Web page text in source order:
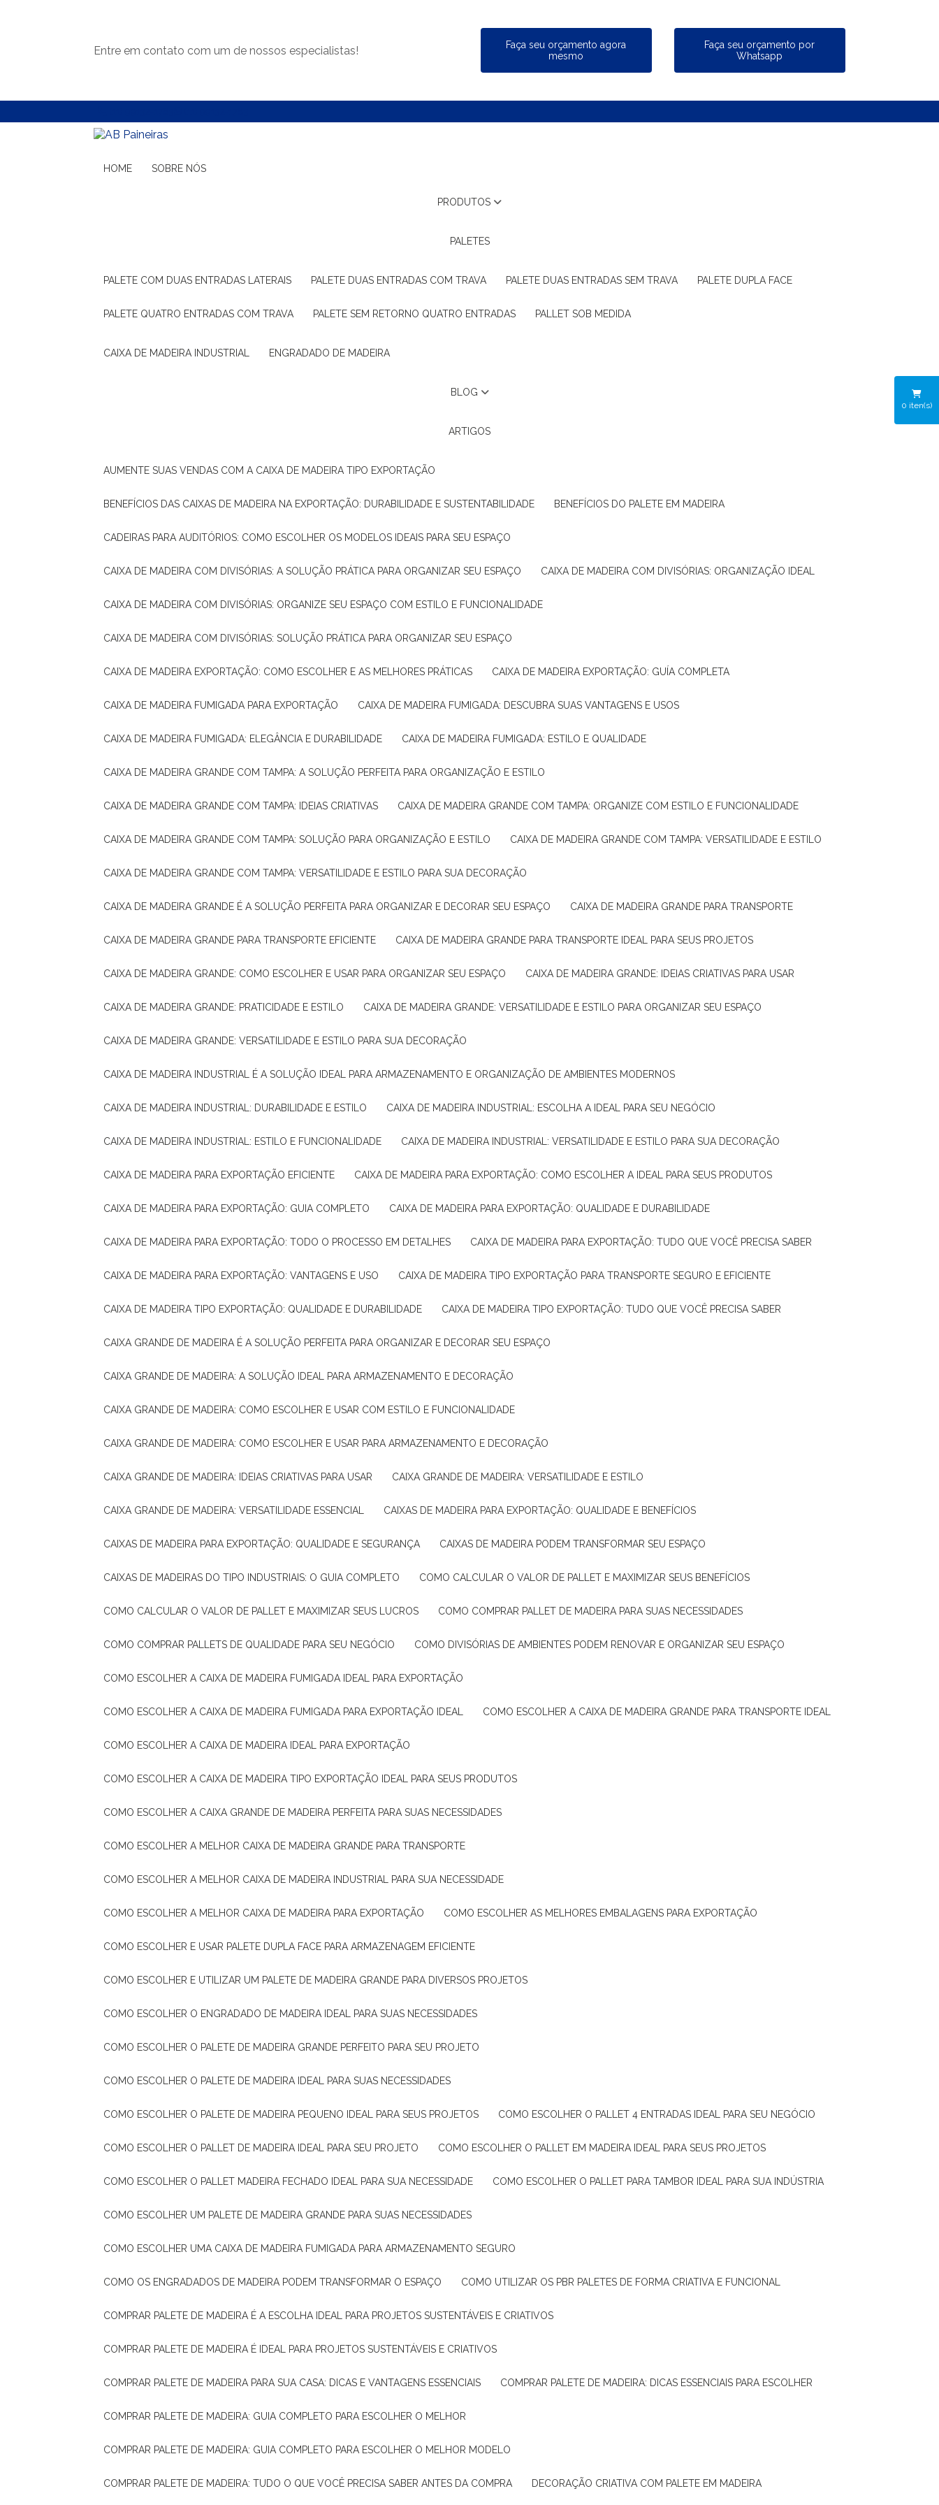
Entre em contato com um de nossos especialistas!
Faça seu orçamento agora
mesmo
Faça seu orçamento por
Whatsapp
HOME SOBRE NÓS
PRODUTOS
PALETES
PALETE COM DUAS ENTRADAS LATERAIS PALETE DUAS ENTRADAS COM TRAVA PALETE DUAS ENTRADAS SEM TRAVA PALETE DUPLA FACE
PALETE QUATRO ENTRADAS COM TRAVA PALETE SEM RETORNO QUATRO ENTRADAS PALLET SOB MEDIDA
CAIXA DE MADEIRA INDUSTRIAL ENGRADADO DE MADEIRA
BLOG
ARTIGOS
AUMENTE SUAS VENDAS COM A CAIXA DE MADEIRA TIPO EXPORTAÇÃO
BENEFÍCIOS DAS CAIXAS DE MADEIRA NA EXPORTAÇÃO: DURABILIDADE E SUSTENTABILIDADE BENEFÍCIOS DO PALETE EM MADEIRA
CADEIRAS PARA AUDITÓRIOS: COMO ESCOLHER OS MODELOS IDEAIS PARA SEU ESPAÇO
CAIXA DE MADEIRA COM DIVISÓRIAS: A SOLUÇÃO PRÁTICA PARA ORGANIZAR SEU ESPAÇO CAIXA DE MADEIRA COM DIVISÓRIAS: ORGANIZAÇÃO IDEAL
CAIXA DE MADEIRA COM DIVISÓRIAS: ORGANIZE SEU ESPAÇO COM ESTILO E FUNCIONALIDADE
CAIXA DE MADEIRA COM DIVISÓRIAS: SOLUÇÃO PRÁTICA PARA ORGANIZAR SEU ESPAÇO
CAIXA DE MADEIRA EXPORTAÇÃO: COMO ESCOLHER E AS MELHORES PRÁTICAS CAIXA DE MADEIRA EXPORTAÇÃO: GUÍA COMPLETA
CAIXA DE MADEIRA FUMIGADA PARA EXPORTAÇÃO CAIXA DE MADEIRA FUMIGADA: DESCUBRA SUAS VANTAGENS E USOS
CAIXA DE MADEIRA FUMIGADA: ELEGÂNCIA E DURABILIDADE CAIXA DE MADEIRA FUMIGADA: ESTILO E QUALIDADE
CAIXA DE MADEIRA GRANDE COM TAMPA: A SOLUÇÃO PERFEITA PARA ORGANIZAÇÃO E ESTILO
CAIXA DE MADEIRA GRANDE COM TAMPA: IDEIAS CRIATIVAS CAIXA DE MADEIRA GRANDE COM TAMPA: ORGANIZE COM ESTILO E FUNCIONALIDADE
CAIXA DE MADEIRA GRANDE COM TAMPA: SOLUÇÃO PARA ORGANIZAÇÃO E ESTILO CAIXA DE MADEIRA GRANDE COM TAMPA: VERSATILIDADE E ESTILO
CAIXA DE MADEIRA GRANDE COM TAMPA: VERSATILIDADE E ESTILO PARA SUA DECORAÇÃO
CAIXA DE MADEIRA GRANDE É A SOLUÇÃO PERFEITA PARA ORGANIZAR E DECORAR SEU ESPAÇO CAIXA DE MADEIRA GRANDE PARA TRANSPORTE
CAIXA DE MADEIRA GRANDE PARA TRANSPORTE EFICIENTE CAIXA DE MADEIRA GRANDE PARA TRANSPORTE IDEAL PARA SEUS PROJETOS
CAIXA DE MADEIRA GRANDE: COMO ESCOLHER E USAR PARA ORGANIZAR SEU ESPAÇO CAIXA DE MADEIRA GRANDE: IDEIAS CRIATIVAS PARA USAR
CAIXA DE MADEIRA GRANDE: PRATICIDADE E ESTILO CAIXA DE MADEIRA GRANDE: VERSATILIDADE E ESTILO PARA ORGANIZAR SEU ESPAÇO
CAIXA DE MADEIRA GRANDE: VERSATILIDADE E ESTILO PARA SUA DECORAÇÃO
CAIXA DE MADEIRA INDUSTRIAL É A SOLUÇÃO IDEAL PARA ARMAZENAMENTO E ORGANIZAÇÃO DE AMBIENTES MODERNOS
CAIXA DE MADEIRA INDUSTRIAL: DURABILIDADE E ESTILO CAIXA DE MADEIRA INDUSTRIAL: ESCOLHA A IDEAL PARA SEU NEGÓCIO
CAIXA DE MADEIRA INDUSTRIAL: ESTILO E FUNCIONALIDADE CAIXA DE MADEIRA INDUSTRIAL: VERSATILIDADE E ESTILO PARA SUA DECORAÇÃO
CAIXA DE MADEIRA PARA EXPORTAÇÃO EFICIENTE CAIXA DE MADEIRA PARA EXPORTAÇÃO: COMO ESCOLHER A IDEAL PARA SEUS PRODUTOS
CAIXA DE MADEIRA PARA EXPORTAÇÃO: GUIA COMPLETO CAIXA DE MADEIRA PARA EXPORTAÇÃO: QUALIDADE E DURABILIDADE
CAIXA DE MADEIRA PARA EXPORTAÇÃO: TODO O PROCESSO EM DETALHES CAIXA DE MADEIRA PARA EXPORTAÇÃO: TUDO QUE VOCÊ PRECISA SABER
CAIXA DE MADEIRA PARA EXPORTAÇÃO: VANTAGENS E USO CAIXA DE MADEIRA TIPO EXPORTAÇÃO PARA TRANSPORTE SEGURO E EFICIENTE
CAIXA DE MADEIRA TIPO EXPORTAÇÃO: QUALIDADE E DURABILIDADE CAIXA DE MADEIRA TIPO EXPORTAÇÃO: TUDO QUE VOCÊ PRECISA SABER
CAIXA GRANDE DE MADEIRA É A SOLUÇÃO PERFEITA PARA ORGANIZAR E DECORAR SEU ESPAÇO
CAIXA GRANDE DE MADEIRA: A SOLUÇÃO IDEAL PARA ARMAZENAMENTO E DECORAÇÃO
CAIXA GRANDE DE MADEIRA: COMO ESCOLHER E USAR COM ESTILO E FUNCIONALIDADE
CAIXA GRANDE DE MADEIRA: COMO ESCOLHER E USAR PARA ARMAZENAMENTO E DECORAÇÃO
CAIXA GRANDE DE MADEIRA: IDEIAS CRIATIVAS PARA USAR CAIXA GRANDE DE MADEIRA: VERSATILIDADE E ESTILO
CAIXA GRANDE DE MADEIRA: VERSATILIDADE ESSENCIAL CAIXAS DE MADEIRA PARA EXPORTAÇÃO: QUALIDADE E BENEFÍCIOS
CAIXAS DE MADEIRA PARA EXPORTAÇÃO: QUALIDADE E SEGURANÇA CAIXAS DE MADEIRA PODEM TRANSFORMAR SEU ESPAÇO
CAIXAS DE MADEIRAS DO TIPO INDUSTRIAIS: O GUIA COMPLETO COMO CALCULAR O VALOR DE PALLET E MAXIMIZAR SEUS BENEFÍCIOS
COMO CALCULAR O VALOR DE PALLET E MAXIMIZAR SEUS LUCROS COMO COMPRAR PALLET DE MADEIRA PARA SUAS NECESSIDADES
COMO COMPRAR PALLETS DE QUALIDADE PARA SEU NEGÓCIO COMO DIVISÓRIAS DE AMBIENTES PODEM RENOVAR E ORGANIZAR SEU ESPAÇO
COMO ESCOLHER A CAIXA DE MADEIRA FUMIGADA IDEAL PARA EXPORTAÇÃO
COMO ESCOLHER A CAIXA DE MADEIRA FUMIGADA PARA EXPORTAÇÃO IDEAL COMO ESCOLHER A CAIXA DE MADEIRA GRANDE PARA TRANSPORTE IDEAL
COMO ESCOLHER A CAIXA DE MADEIRA IDEAL PARA EXPORTAÇÃO
COMO ESCOLHER A CAIXA DE MADEIRA TIPO EXPORTAÇÃO IDEAL PARA SEUS PRODUTOS
COMO ESCOLHER A CAIXA GRANDE DE MADEIRA PERFEITA PARA SUAS NECESSIDADES
COMO ESCOLHER A MELHOR CAIXA DE MADEIRA GRANDE PARA TRANSPORTE
COMO ESCOLHER A MELHOR CAIXA DE MADEIRA INDUSTRIAL PARA SUA NECESSIDADE
COMO ESCOLHER A MELHOR CAIXA DE MADEIRA PARA EXPORTAÇÃO COMO ESCOLHER AS MELHORES EMBALAGENS PARA EXPORTAÇÃO
COMO ESCOLHER E USAR PALETE DUPLA FACE PARA ARMAZENAGEM EFICIENTE
COMO ESCOLHER E UTILIZAR UM PALETE DE MADEIRA GRANDE PARA DIVERSOS PROJETOS
COMO ESCOLHER O ENGRADADO DE MADEIRA IDEAL PARA SUAS NECESSIDADES
COMO ESCOLHER O PALETE DE MADEIRA GRANDE PERFEITO PARA SEU PROJETO
COMO ESCOLHER O PALETE DE MADEIRA IDEAL PARA SUAS NECESSIDADES
COMO ESCOLHER O PALETE DE MADEIRA PEQUENO IDEAL PARA SEUS PROJETOS COMO ESCOLHER O PALLET 4 ENTRADAS IDEAL PARA SEU NEGÓCIO
COMO ESCOLHER O PALLET DE MADEIRA IDEAL PARA SEU PROJETO COMO ESCOLHER O PALLET EM MADEIRA IDEAL PARA SEUS PROJETOS
COMO ESCOLHER O PALLET MADEIRA FECHADO IDEAL PARA SUA NECESSIDADE COMO ESCOLHER O PALLET PARA TAMBOR IDEAL PARA SUA INDÚSTRIA
COMO ESCOLHER UM PALETE DE MADEIRA GRANDE PARA SUAS NECESSIDADES
COMO ESCOLHER UMA CAIXA DE MADEIRA FUMIGADA PARA ARMAZENAMENTO SEGURO
COMO OS ENGRADADOS DE MADEIRA PODEM TRANSFORMAR O ESPAÇO COMO UTILIZAR OS PBR PALETES DE FORMA CRIATIVA E FUNCIONAL
COMPRAR PALETE DE MADEIRA É A ESCOLHA IDEAL PARA PROJETOS SUSTENTÁVEIS E CRIATIVOS
COMPRAR PALETE DE MADEIRA É IDEAL PARA PROJETOS SUSTENTÁVEIS E CRIATIVOS
COMPRAR PALETE DE MADEIRA PARA SUA CASA: DICAS E VANTAGENS ESSENCIAIS COMPRAR PALETE DE MADEIRA: DICAS ESSENCIAIS PARA ESCOLHER
COMPRAR PALETE DE MADEIRA: GUIA COMPLETO PARA ESCOLHER O MELHOR
COMPRAR PALETE DE MADEIRA: GUIA COMPLETO PARA ESCOLHER O MELHOR MODELO
COMPRAR PALETE DE MADEIRA: TUDO O QUE VOCÊ PRECISA SABER ANTES DA COMPRA DECORAÇÃO CRIATIVA COM PALETE EM MADEIRA
0 iten(s)